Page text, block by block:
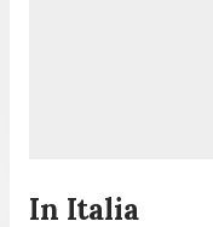
In Italia